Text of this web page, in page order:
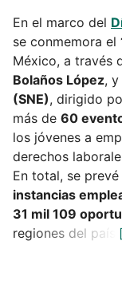
En el marco del
se conmemora el
México, a través
Bolaños López, y
(SNE), dirigido
más de 60
los jóvenes a
derechos
En total, se
instancias
31 mil 109
regiones del país.